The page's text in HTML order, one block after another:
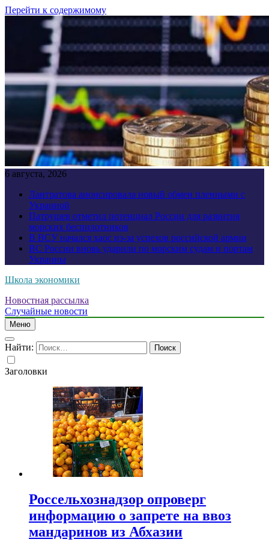
Перейти к содержимому
6 августа, 2026
Лантратова анонсировала новый обмен пленными с
Украиной
Патрушев отметил потенциал России для развития
морских беспилотников
В ВСУ начался хаос из-за успехов российской армии
ВС России вновь ударили по морским судам и портам
Украины
Школа экономики
Новостная рассылка
Случайные новости
Меню
Найти:
Заголовки
Россельхознадзор опроверг
информацию о запрете на ввоз
мандаринов из Абхазии